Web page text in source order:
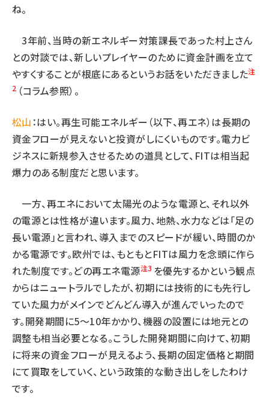
ね。
3年前、当時の新エネルギー対策課長であった村上さん
との対談では、新しいプレイヤーのために資金計画を立て
やすくすることが根底にあるというお話をいただきました注
2 （コラム参照）。
松山 ：はい。再生可能エネルギー（以下、再エネ）は長期の
資金フローが見えないと投資がしにくいものです。電力ビ
ジネスに新規参入させるための道具として、FITは相当起
爆力のある制度だと思います。
一方、再エネにおいて太陽光のような電源と、それ以外
の電源とは性格が違います。風力、地熱、水力などは「足の
長い電源」と言われ、導入までのスピードが緩い、時間のか
かる電源です。欧州では、もともとFITは風力を念頭に作ら
れた制度です。どの再エネ電源注3 を優先するかという観点
からはニュートラルでしたが、初期には技術的にも先行し
ていた風力がメインでどんどん導入が進んでいったので
す。開発期間に5〜10年かかり、機器の設置には地元との
調整も相当必要となる。こうした開発期間に向けて、初期
に将来の資金フローが見えるよう、長期の固定価格と期間
にて買取をしていく、という政策的な動き出しをしたわけ
です。